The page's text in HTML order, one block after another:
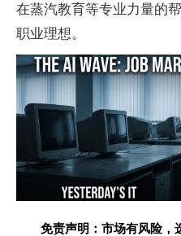
在蒸汽教育等专业力量的
职业理想。
免责声明：市场有风险，